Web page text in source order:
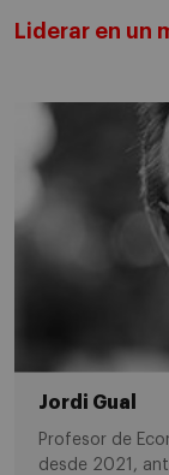
Liderar en un
Jordi Gual
Profesor de
desde 2021,